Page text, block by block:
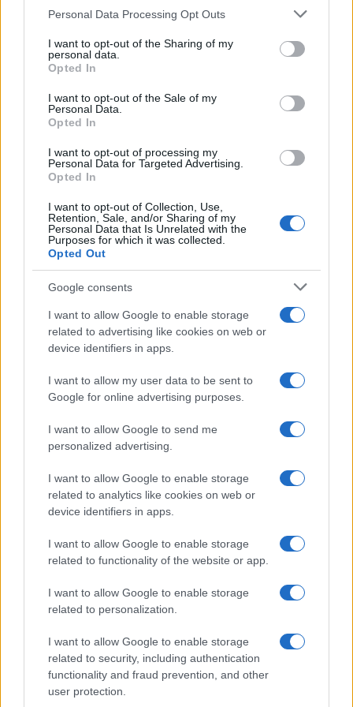
Please note that this website/app uses one or more Google
not limited to your visit or usage behaviour. You may click to
grant or deny consent to Google and its third-party tags to
use your data for below specified purposes in below Google
consent section.
Personal Data Processing Opt Outs
I want to opt-out of the Sharing of my
personal data.
Opted In
I want to opt-out of the Sale of my
Personal Data.
Opted In
I want to opt-out of processing my
Personal Data for Targeted Advertising.
Opted In
I want to opt-out of Collection, Use,
Retention, Sale, and/or Sharing of my
Personal Data that Is Unrelated with the
Purposes for which it was collected.
Opted Out
Google consents
I want to allow Google to enable storage
related to advertising like cookies on web or
device identifiers in apps.
I want to allow my user data to be sent to
Google for online advertising purposes.
I want to allow Google to send me
personalized advertising.
I want to allow Google to enable storage
related to analytics like cookies on web or
device identifiers in apps.
I want to allow Google to enable storage
related to functionality of the website or app.
I want to allow Google to enable storage
related to personalization.
I want to allow Google to enable storage
related to security, including authentication
functionality and fraud prevention, and other
user protection.
Brentolie daalt naar 88.9 dollar: een week van dalende
grondstoffenprijzen
Sanne De Vries · 7 aug 2026
NEWS
Brentolie daalt naar 88.9 dollar: grondstoffen onder druk
Sanne De Vries · 6 aug 2026
NEWS